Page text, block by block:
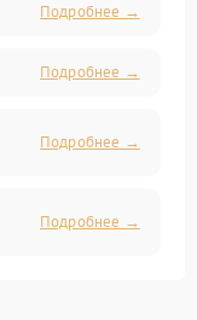
Подробнее →
Подробнее →
Подробнее →
Подробнее →